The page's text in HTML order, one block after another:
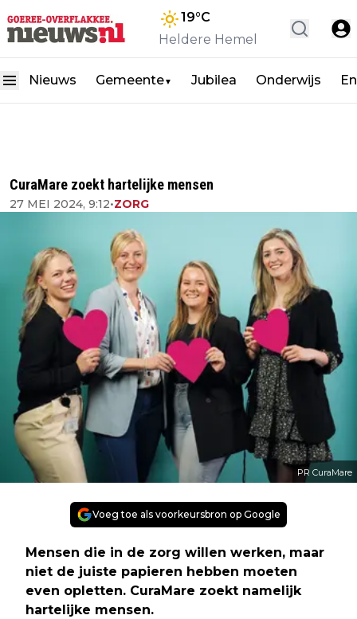
19°C
Heldere Hemel
Nieuws Gemeente▼ Jubilea Onderwijs
CuraMare zoekt hartelijke mensen
27 MEI 2024, 9:12•ZORG
PR CuraMare
Voeg toe als voorkeursbron op Google
Mensen die in de zorg willen werken, maar
niet de juiste papieren hebben moeten
even opletten. CuraMare zoekt namelijk
hartelijke mensen.